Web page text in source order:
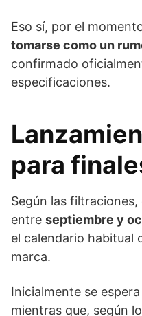
Eso sí, por el
tomarse como un
confirmado
especificaciones.
para
Según las filtraciones,
entre septiembre y
el calendario habitual
marca.
Inicialmente se
mientras que, según